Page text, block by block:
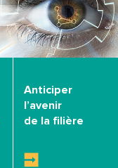
Anticiper
l’avenir
de la filière